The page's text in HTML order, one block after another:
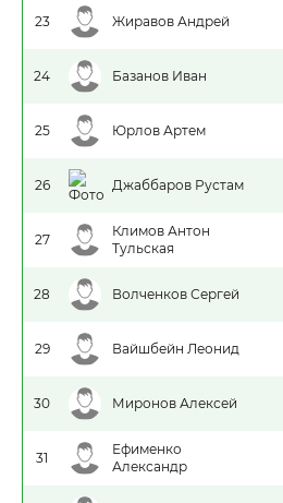
23 Жиравов Андрей
24 Базанов Иван
25 Юрлов Артем
26 Джаббаров Рустам
27
Климов Антон
Тульская
28 Волченков Сергей
29 Вайшбейн Леонид
30 Миронов Алексей
31
Ефименко
Александр